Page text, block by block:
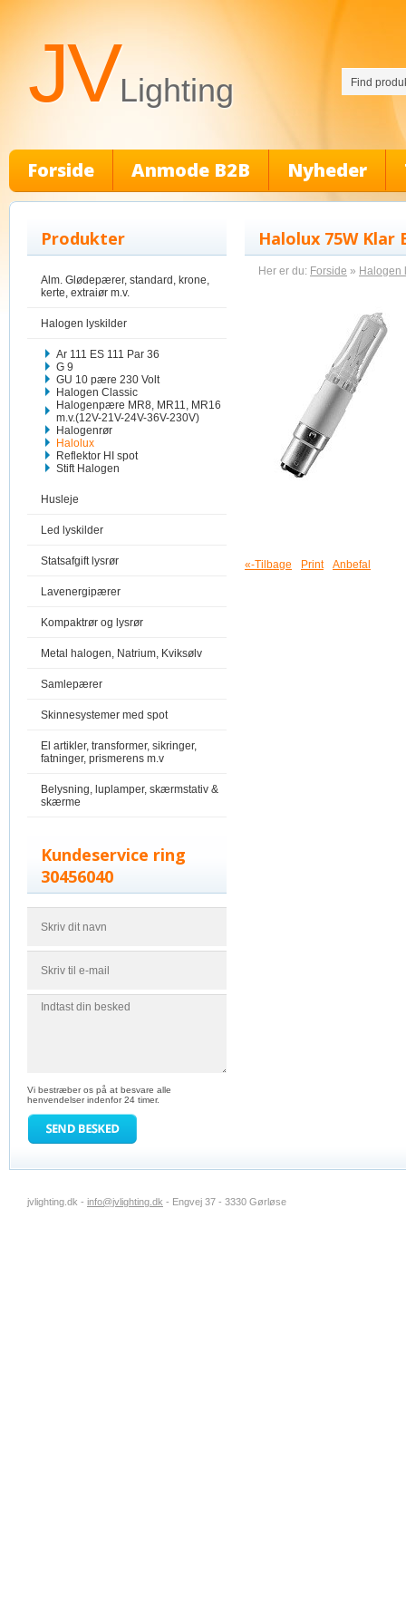
JVLighting
Forside Anmode B2B Nyheder
Produkter
Alm. Glødepærer, standard, krone,
kerte, extraiør m.v.
Halogen lyskilder
Ar 111 ES 111 Par 36
G 9
GU 10 pære 230 Volt
Halogen Classic
Halogenpære MR8, MR11, MR16
m.v.(12V-21V-24V-36V-230V)
Halogenrør
Halolux
Reflektor HI spot
Stift Halogen
Husleje
Led lyskilder
Statsafgift lysrør
Lavenergipærer
Kompaktrør og lysrør
Metal halogen, Natrium, Kviksølv
Samlepærer
Skinnesystemer med spot
El artikler, transformer, sikringer,
fatninger, prismerens m.v
Belysning, luplamper, skærmstativ &
skærme
Kundeservice ring
30456040
Vi bestræber os på at besvare alle
henvendelser indenfor 24 timer.
Halolux 75W Klar
Her er du: Forside » Halogen
«-Tilbage Print Anbefal
jvlighting.dk - info@jvlighting.dk - Engvej 37 - 3330 Gørløse